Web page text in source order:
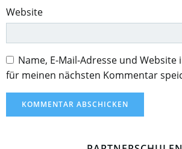
Website
Name, E-Mail-Adresse und
für meinen nächsten Kommentar